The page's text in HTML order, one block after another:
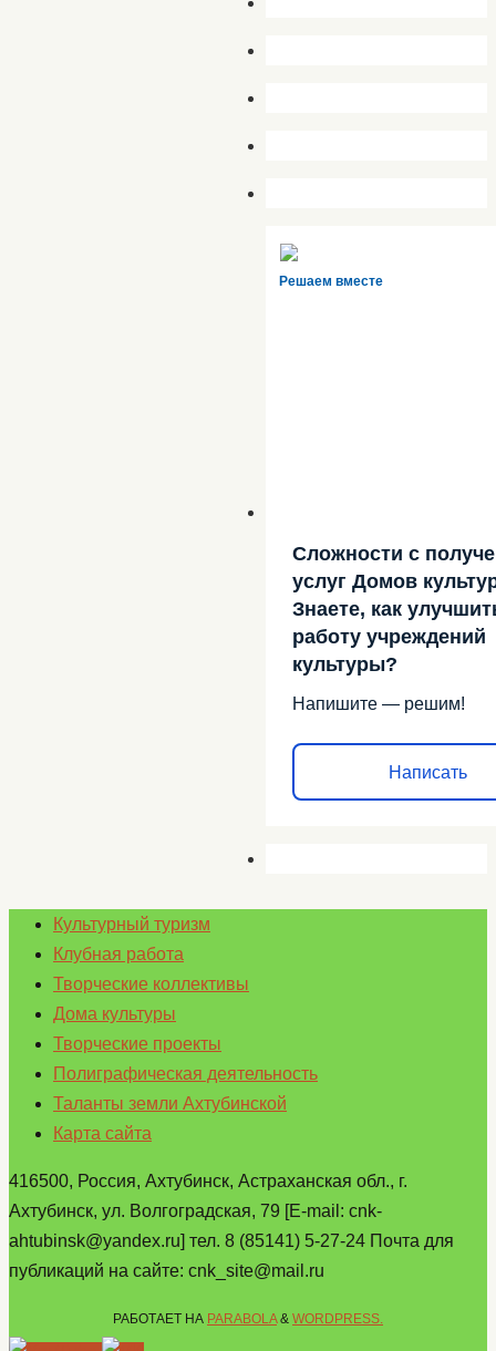
Решаем вместе
Сложности с
услуг Домов
Знаете, как
работу учреждений
культуры?
Напишите — решим!
Написать
Культурный туризм
Клубная работа
Творческие коллективы
Дома культуры
Творческие проекты
Полиграфическая деятельность
Таланты земли Ахтубинской
Карта сайта
416500, Россия, Ахтубинск, Астраханская обл., г.
Ахтубинск, ул. Волгоградская, 79 [E-mail: cnk-
ahtubinsk@yandex.ru] тел. 8 (85141) 5-27-24 Почта для
публикаций на сайте: cnk_site@mail.ru
РАБОТАЕТ НА PARABOLA& WORDPRESS.